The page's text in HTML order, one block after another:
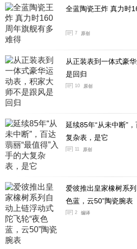
37毫米的表径设计非常适合手腕较
ne 18K金表壳与棕色皮表带的组合
能轻松驾驭休闲风格。腕表的重量
长时间佩戴。
全蓝陶瓷王炸 真力时
7 原创
从正装表到一体式豪
是回归
10 原创
延续85年“从未中断”
复杂表，是它
11 原创
爱彼推出皇家橡树系
色蓝，云50”陶瓷腕表
2 编译